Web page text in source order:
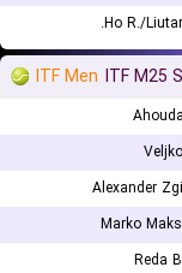
Ho R./
ITF Men ITF M25
Alexander
Marko
Reda